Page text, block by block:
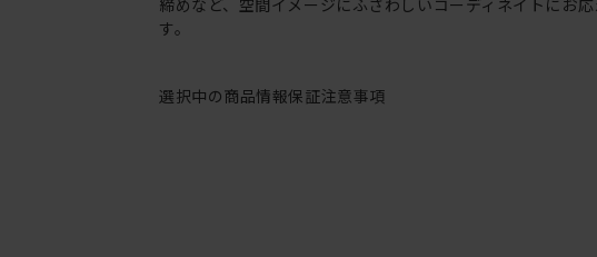
締めなど、空間イメージにふさわしいコーディネイトにお応
す。
選択中の商品情報保証注意事項